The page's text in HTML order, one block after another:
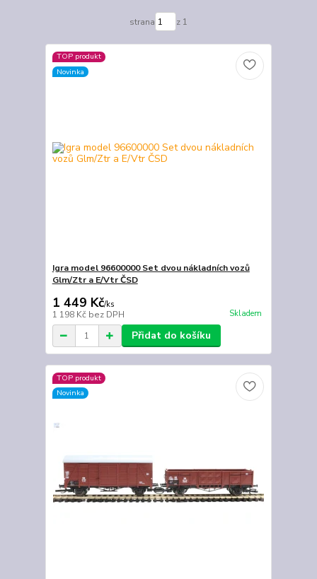
strana z 1
TOP produkt
Novinka
Igra model 96600000 Set dvou nákladních vozů
Glm/Ztr a E/Vtr ČSD
1 449 Kč/ks
1 198 Kč bez DPH Skladem
Přidat do košíku
TOP produkt
Novinka